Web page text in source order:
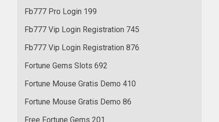
Fb777 Pro Login 199
Fb777 Vip Login Registration 745
Fb777 Vip Login Registration 876
Fortune Gems Slots 692
Fortune Mouse Gratis Demo 410
Fortune Mouse Gratis Demo 86
Free Fortune Gems 201